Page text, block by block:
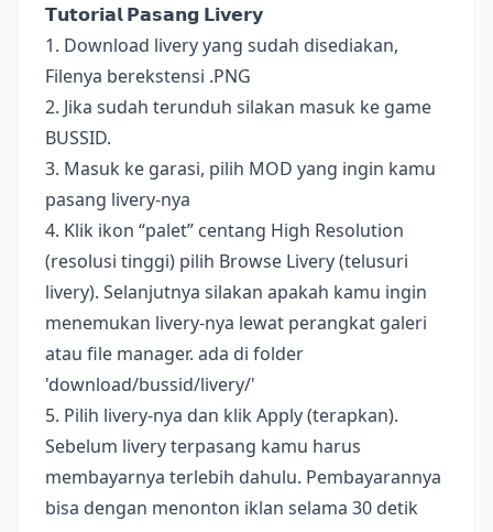
𝗧𝘂𝘁𝗼𝗿𝗶𝗮𝗹 𝗣𝗮𝘀𝗮𝗻𝗴 𝗟𝗶𝘃𝗲𝗿𝘆
1. Download livery yang sudah disediakan,
Filenya berekstensi .PNG
2. Jika sudah terunduh silakan masuk ke game
BUSSID.
3. Masuk ke garasi, pilih MOD yang ingin kamu
pasang livery-nya
4. Klik ikon “palet” centang High Resolution
(resolusi tinggi) pilih Browse Livery (telusuri
livery). Selanjutnya silakan apakah kamu ingin
menemukan livery-nya lewat perangkat galeri
atau file manager. ada di folder
'download/bussid/livery/'
5. Pilih livery-nya dan klik Apply (terapkan).
Sebelum livery terpasang kamu harus
membayarnya terlebih dahulu. Pembayarannya
bisa dengan menonton iklan selama 30 detik